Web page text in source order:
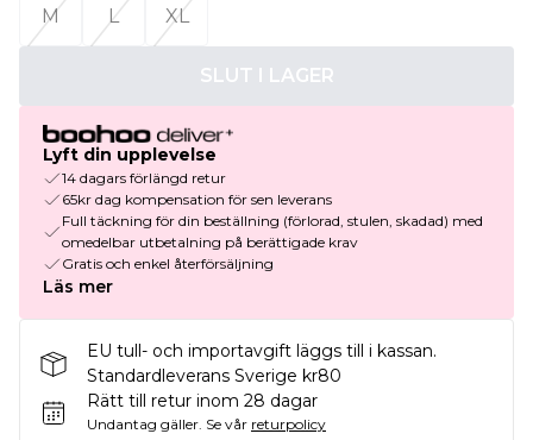
M L XL
SLUT I LAGER
Lyft din upplevelse
14 dagars förlängd retur
65kr dag kompensation för sen leverans
Full täckning för din beställning (förlorad, stulen, skadad) med
omedelbar utbetalning på berättigade krav
Gratis och enkel återförsäljning
Läs mer
EU tull- och importavgift läggs till i kassan.
Standardleverans Sverige kr80
Rätt till retur inom 28 dagar
Undantag gäller. Se vår returpolicy